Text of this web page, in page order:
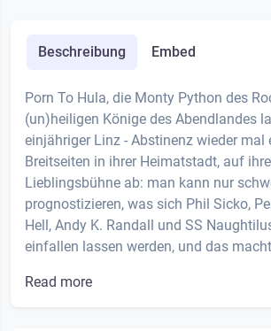
Beschreibung Embed
Porn To Hula, die Monty Python des
(un)heiligen Könige des Abendlandes
einjähriger Linz - Abstinenz wieder mal
Breitseiten in ihrer Heimatstadt, auf
Lieblingsbühne ab: man kann nur
prognostizieren, was sich Phil Sicko,
Hell, Andy K. Randall und SS
einfallen lassen werden, und das
Read more